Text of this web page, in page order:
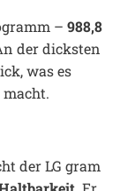
– 988,8
der dicksten
was es
der LG gram